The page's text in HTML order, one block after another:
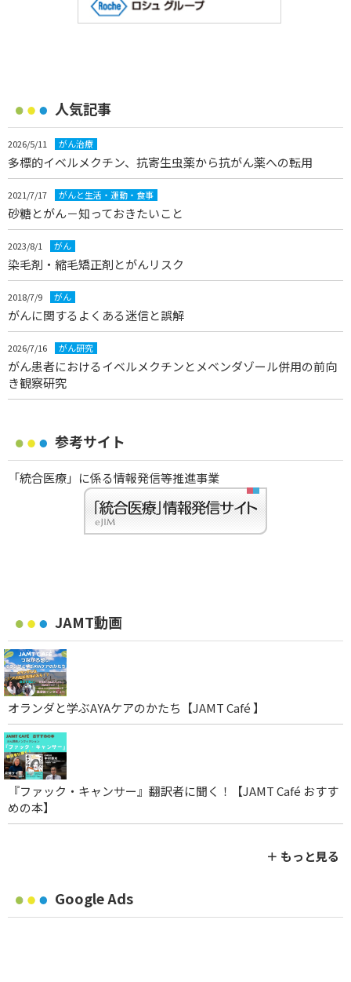
人気記事
2026/5/11 がん治療
多標的イベルメクチン、抗寄生虫薬から抗がん薬への転用
2021/7/17 がんと生活・運動・食事
砂糖とがん－知っておきたいこと
2023/8/1 がん
染毛剤・縮毛矯正剤とがんリスク
2018/7/9 がん
がんに関するよくある迷信と誤解
2026/7/16 がん研究
がん患者におけるイベルメクチンとメベンダゾール併用の前向
き観察研究
参考サイト
「統合医療」に係る情報発信等推進事業
JAMT動画
オランダと学ぶAYAケアのかたち【JAMT Café 】
『ファック・キャンサー』翻訳者に聞く！【JAMT Café おすす
めの本】
＋ もっと見る
Google Ads